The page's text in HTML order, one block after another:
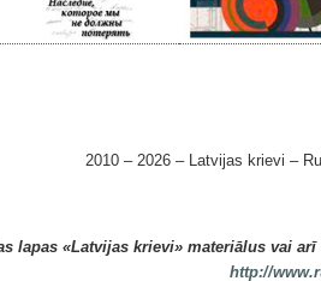
2010 – 2026 – Latvijas krievi –
lapas «Latvijas krievi» materiālus vai
http://